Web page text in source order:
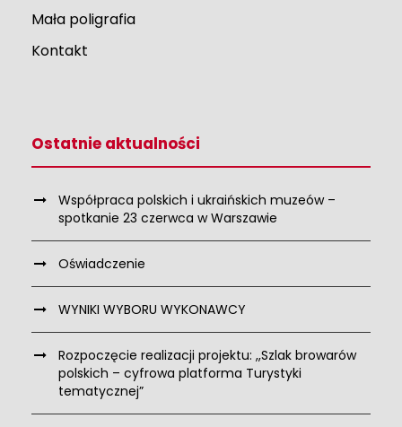
Mała poligrafia
Kontakt
Ostatnie aktualności
Współpraca polskich i ukraińskich muzeów –
spotkanie 23 czerwca w Warszawie
Oświadczenie
WYNIKI WYBORU WYKONAWCY
Rozpoczęcie realizacji projektu: ,,Szlak browarów
polskich – cyfrowa platforma Turystyki
tematycznej”